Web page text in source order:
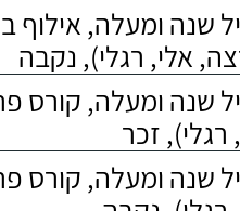
שנה ומעלה, אילוף
אלי, רגלי), נקבה
שנה ומעלה, קורס
זכר
שנה ומעלה, קורס